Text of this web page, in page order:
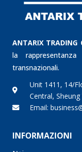
ANTARIX TRADING
la
transnazionali.
Unit 1411, 14/
Central,
Email:
INFORMAZIONI